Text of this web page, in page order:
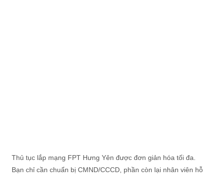
Thủ tục lắp mạng FPT Hưng Yên được đơn giản hóa tối đa.
Bạn chỉ cần chuẩn bị CMND/CCCD, phần còn lại nhân viên hỗ